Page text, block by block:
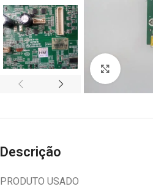
Descrição
PRODUTO USADO